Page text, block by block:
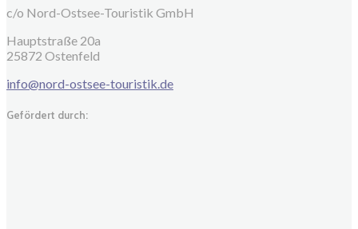
c/o Nord-Ostsee-Touristik GmbH
Hauptstraße 20a
25872 Ostenfeld
info@nord-ostsee-touristik.de
Gefördert durch: